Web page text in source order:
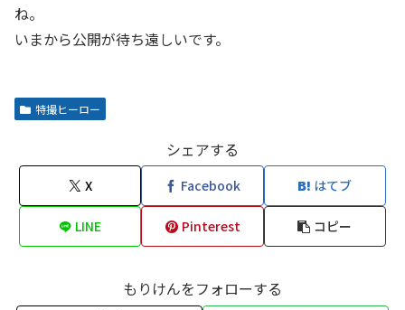
ね。
いまから公開が待ち遠しいです。
特撮ヒーロー
シェアする
X Facebook はてブ
LINE Pinterest コピー
もりけんをフォローする